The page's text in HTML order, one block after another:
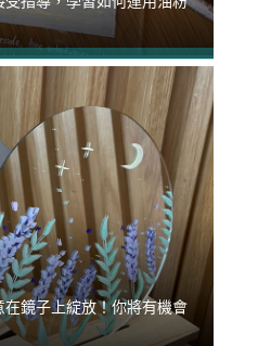
鏡子上綻放！你將有機會